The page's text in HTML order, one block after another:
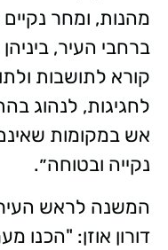
קורא לתושבות
לחגיגות, לנהוג
אש במקומות
נקייה ובטוחה״.
המשנה לראש
דורון אוזן: